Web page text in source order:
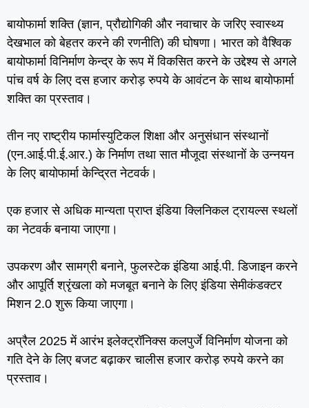
बायोफार्मा शक्ति (ज्ञान, प्रौद्योगिकी और नवाचार के जरिए स्‍वास्‍थ्‍य
देखभाल को बेहतर करने की रणनीति) की घोषणा। भारत को वैश्विक
बायोफार्मा विनिर्माण केन्‍द्र के रूप में विकसित करने के उद्देश्‍य से अगले
पांच वर्ष के लिए दस हजार करोड़ रुपये के आवंटन के साथ बायोफार्मा
शक्ति का प्रस्‍ताव।
तीन नए राष्‍ट्रीय फार्मास्‍युटिकल शिक्षा और अनुसंधान संस्‍थानों
(एन.आई.पी.ई.आर.) के निर्माण तथा सात मौजूदा संस्‍थानों के उन्‍नयन
के लिए बायोफार्मा केन्द्रित नेटवर्क।
एक हजार से अधिक मान्‍यता प्राप्‍त इंडिया क्लिनिकल ट्रायल्‍स स्‍थलों
का नेटवर्क बनाया जाएगा।
उपकरण और सामग्री बनाने, फुलस्‍टेक इंडिया आई.पी. डिजाइन करने
और आपूर्ति श्रृंखला को मजबूत बनाने के लिए इंडिया सेमीकंडक्‍टर
मिशन 2.0 शुरू किया जाएगा।
अप्रैल 2025 में आरंभ इलेक्‍ट्रॉनिक्‍स कलपुर्जे विनिर्माण योजना को
गति देने के लिए बजट बढ़ाकर चालीस हजार करोड़ रुपये करने का
प्रस्‍ताव।